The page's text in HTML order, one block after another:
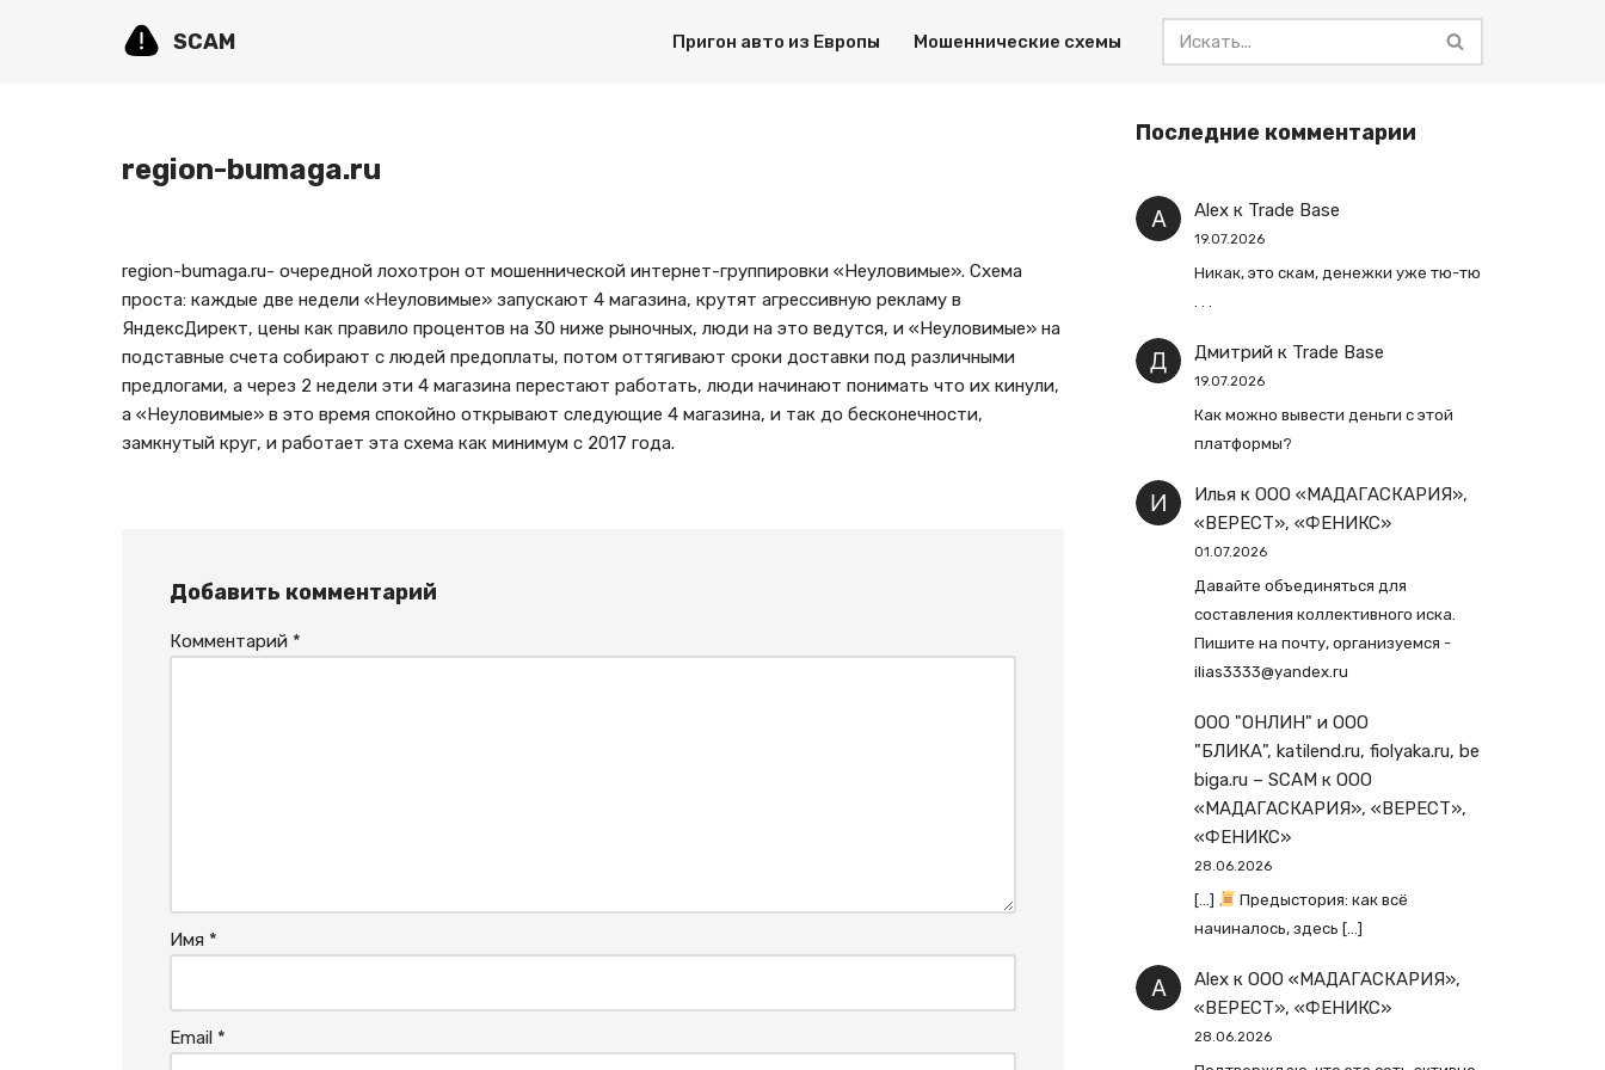
SCAM Пригон авто из Европы Мошеннические схемы
region-bumaga.ru
region-bumaga.ru- очередной лохотрон от мошеннической интернет-группировки «Неуловимые». Схема
проста: каждые две недели «Неуловимые» запускают 4 магазина, крутят агрессивную рекламу в
ЯндексДирект, цены как правило процентов на 30 ниже рыночных, люди на это ведутся, и «Неуловимые» на
подставные счета собирают с людей предоплаты, потом оттягивают сроки доставки под различными
предлогами, а через 2 недели эти 4 магазина перестают работать, люди начинают понимать что их кинули,
а «Неуловимые» в это время спокойно открывают следующие 4 магазина, и так до бесконечности,
замкнутый круг, и работает эта схема как минимум с 2017 года.
Добавить комментарий
Комментарий *
Имя *
Email *
Последние комментарии
Alexк Trade Base
19.07.2026
Никак, это скам, денежки уже тю-тю
Дмитрийк Trade Base
19.07.2026
Как можно вывести деньги с этой
платформы?
Ильяк ООО «МАДАГАСКАРИЯ»,
«ВЕРЕСТ», «ФЕНИКС»
01.07.2026
Давайте объединяться для
составления коллективного иска.
Пишите на почту, организуемся -
ilias3333@yandex.ru
ООО "ОНЛИН" и ООО
"БЛИКА", katilend.ru, fiolyaka.ru, be
biga.ru – SCAMк ООО
«МАДАГАСКАРИЯ», «ВЕРЕСТ»,
«ФЕНИКС»
28.06.2026
[…]
Предыстория: как всё
начиналось, здесь […]
Alexк ООО «МАДАГАСКАРИЯ»,
«ВЕРЕСТ», «ФЕНИКС»
28.06.2026